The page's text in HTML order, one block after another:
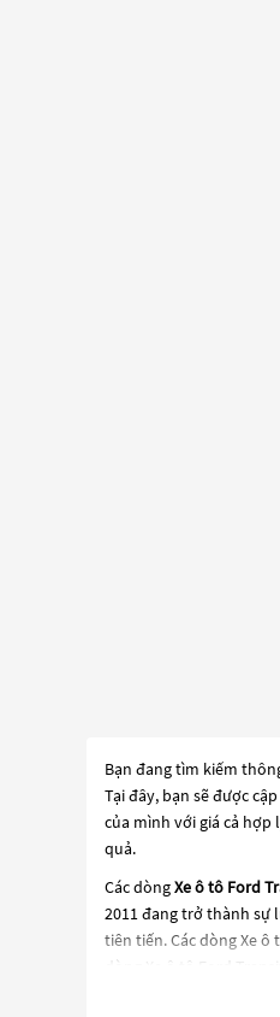
Bạn đang tìm kiếm
Tại đây, bạn sẽ được
của mình với giá cả hợp
quả.
Các dòngXe ô tô Ford
2011đang trở thành sự
tiên tiến. Các dòngXe ô
dòng